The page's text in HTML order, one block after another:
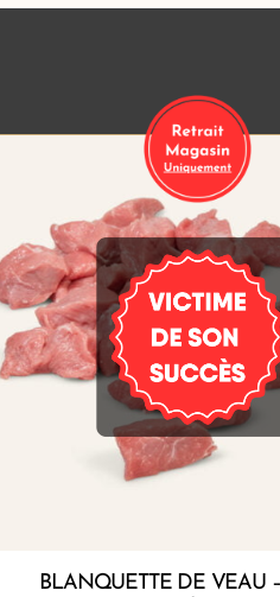
BLANQUETTE DE VEAU